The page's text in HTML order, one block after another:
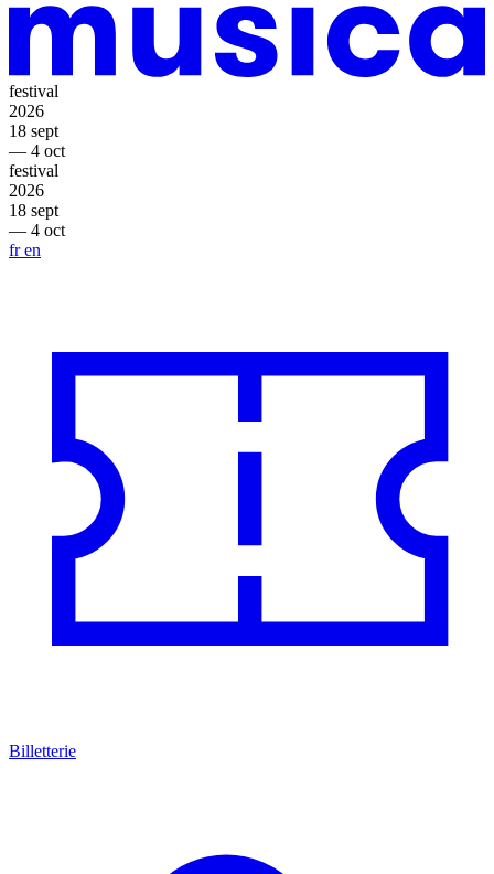
festival
2026
18 sept
— 4 oct
festival
2026
18 sept
— 4 oct
fren
Billetterie